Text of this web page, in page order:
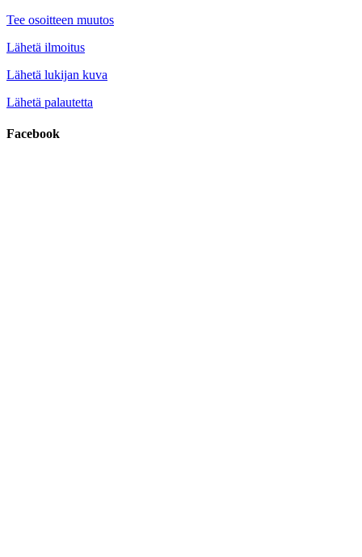
Tee osoitteen muutos
Lähetä ilmoitus
Lähetä lukijan kuva
Lähetä palautetta
Facebook